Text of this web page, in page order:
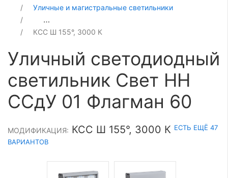
Уличные и магистральные светильники
Уличный светодиодный светильник Свет НН ССдУ 01
КСС Ш 155°, 3000 К
Уличный светодиодный
светильник Свет НН
ССдУ 01 Флагман 60
МОДИФИКАЦИЯ: КСС Ш 155°, 3000 К ЕСТЬ ЕЩЁ 47
ВАРИАНТОВ